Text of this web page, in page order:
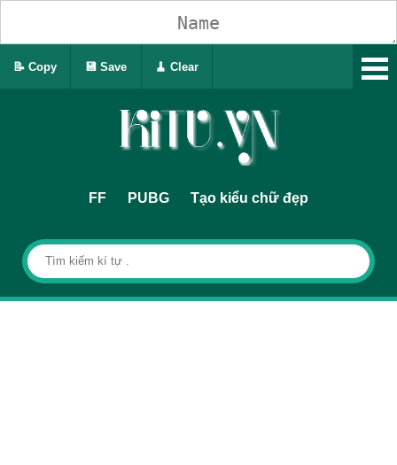
FF PUBG Tạo kiểu chữ đẹp
📝 Copy 💾 Save 🧹 Clear